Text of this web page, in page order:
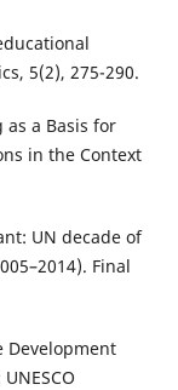
5(2), 275-290.
as a Basis for
in the Context
UN decade of
Final
Development